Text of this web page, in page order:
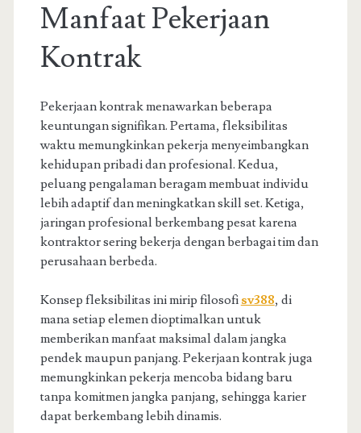
Manfaat Pekerjaan
Kontrak
Pekerjaan kontrak menawarkan beberapa
keuntungan signifikan. Pertama, fleksibilitas
waktu memungkinkan pekerja menyeimbangkan
kehidupan pribadi dan profesional. Kedua,
peluang pengalaman beragam membuat individu
lebih adaptif dan meningkatkan skill set. Ketiga,
jaringan profesional berkembang pesat karena
kontraktor sering bekerja dengan berbagai tim dan
perusahaan berbeda.
Konsep fleksibilitas ini mirip filosofi sv388, di
mana setiap elemen dioptimalkan untuk
memberikan manfaat maksimal dalam jangka
pendek maupun panjang. Pekerjaan kontrak juga
memungkinkan pekerja mencoba bidang baru
tanpa komitmen jangka panjang, sehingga karier
dapat berkembang lebih dinamis.